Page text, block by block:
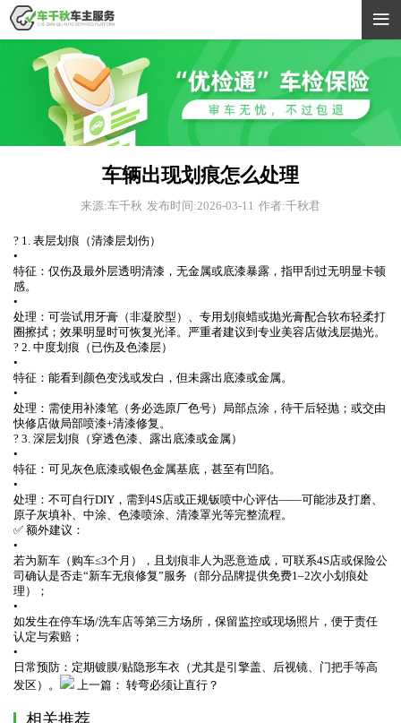

车辆出现划痕怎么处理
来源:车千秋 发布时间:2026-03-11 作者:千秋君
? 1. 表层划痕（清漆层划伤）
•
特征：仅伤及最外层透明清漆，无金属或底漆暴露，指甲刮过无明显卡顿
感。
•
处理：可尝试用牙膏（非凝胶型）、专用划痕蜡或抛光膏配合软布轻柔打
圈擦拭；效果明显时可恢复光泽。严重者建议到专业美容店做浅层抛光。
? 2. 中度划痕（已伤及色漆层）
•
特征：能看到颜色变浅或发白，但未露出底漆或金属。
•
处理：需使用补漆笔（务必选原厂色号）局部点涂，待干后轻抛；或交由
快修店做局部喷漆+清漆修复。
? 3. 深层划痕（穿透色漆、露出底漆或金属）
•
特征：可见灰色底漆或银色金属基底，甚至有凹陷。
•
处理：不可自行DIY，需到4S店或正规钣喷中心评估——可能涉及打磨、
原子灰填补、中涂、色漆喷涂、清漆罩光等完整流程。
✅ 额外建议：
•
若为新车（购车≤3个月），且划痕非人为恶意造成，可联系4S店或保险公
司确认是否走“新车无痕修复”服务（部分品牌提供免费1–2次小划痕处
理）；
•
如发生在停车场/洗车店等第三方场所，保留监控或现场照片，便于责任
认定与索赔；
•
日常预防：定期镀膜/贴隐形车衣（尤其是引擎盖、后视镜、门把手等高
发区）。
上一篇： 转弯必须让直行？
相关推荐